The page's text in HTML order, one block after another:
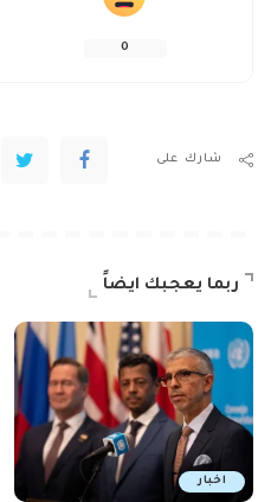
0
شارك على
ربما يعجبك ايضاً
اخبار